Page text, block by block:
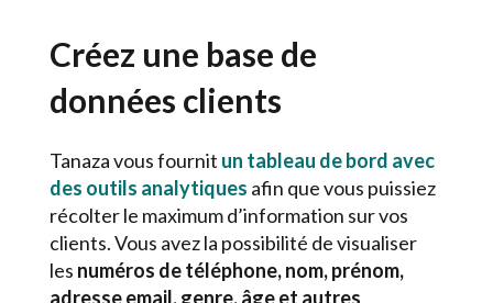
Créez une base de
données clients
Tanaza vous fournit un tableau de bord avec
des outils analytiques afin que vous puissiez
récolter le maximum d’information sur vos
clients. Vous avez la possibilité de visualiser
les numéros de téléphone, nom, prénom,
adresse email, genre, âge et autres